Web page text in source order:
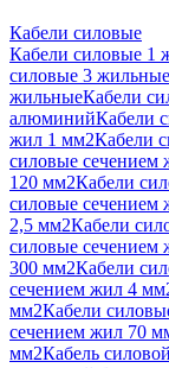
Кабели силовые
Кабели силовые 1
силовые 3 жильные
жильныеКабели
алюминийКабели
жил 1 мм2Кабели
силовые сечением
120 мм2Кабели
силовые сечением
2,5 мм2Кабели
силовые сечением
300 мм2Кабели
сечением жил 4
мм2Кабели
сечением жил 70
мм2Кабель